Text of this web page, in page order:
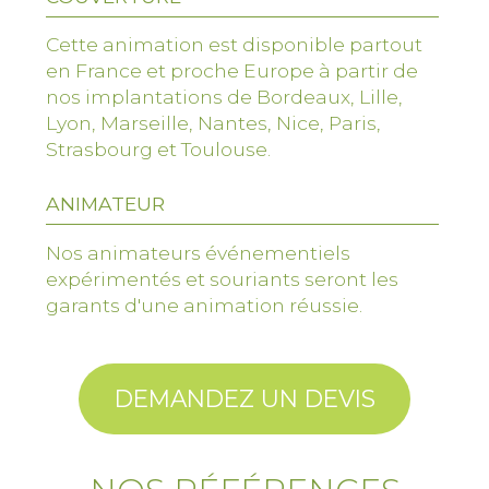
Durée de l’atelier : 1h30 à 2h
Nombre de participants : de 8 à 40
personnes
d’adaptation en distanciel ou hybride)
1. Accueil et introduction (15 minutes)
L’animateur introduit l’atelier en
expliquant l’origine des energy balls,
leurs bienfaits nutritionnels et les
utilisées. C’est aussi l’occasion de
Cette animation est disponible partout
en France et proche Europe à partir de
nos implantations de Bordeaux, Lille,
Lyon, Marseille, Nantes, Nice, Paris,
Strasbourg et Toulouse.
ANIMATEUR
Nos animateurs événementiels
expérimentés et souriants seront les
garants d'une animation réussie.
DEMANDEZ UN DEVIS